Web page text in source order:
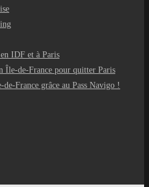
IDF et à Paris
Île-de-France pour quitter Paris
France grâce au Pass Navigo !